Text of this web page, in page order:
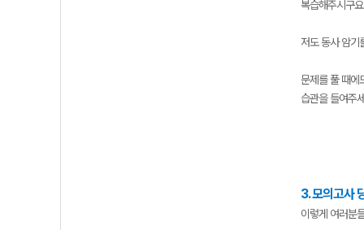
복습해주시구
저도 동사 암기
문제를 풀 때에
습관을 들여주
3. 모의고사
이렇게 여러분